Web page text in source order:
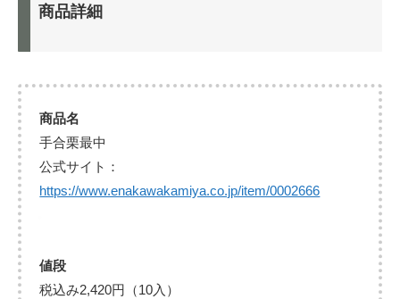
商品詳細
商品名
手合栗最中
公式サイト：
https://www.enakawakamiya.co.jp/item/0002666
値段
税込み2,420円（10入）